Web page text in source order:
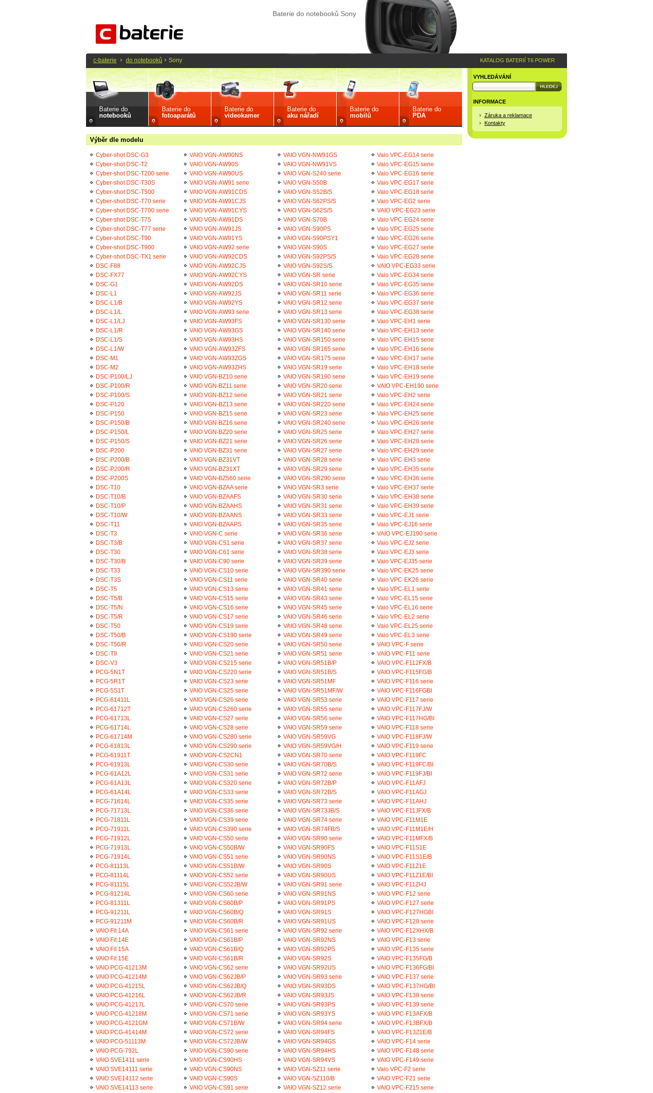
Baterie do notebooků Sony
Baterie do
notebooků
Baterie do
fotoaparátů
Baterie do
videokamer
Baterie do
aku nářadí
Baterie do
mobilů
Baterie do
PDA
Výběr dle modelu
Cyber-shot DSC-G3
Cyber-shot DSC-T2
Cyber-shot DSC-T200 serie
Cyber-shot DSC-T30S
Cyber-shot DSC-T500
Cyber-shot DSC-T70 serie
Cyber-shot DSC-T700 serie
Cyber-shot DSC-T75
Cyber-shot DSC-T77 serie
Cyber-shot DSC-T90
Cyber-shot DSC-T900
Cyber-shot DSC-TX1 serie
DSC-F88
DSC-FX77
DSC-G1
DSC-L1
DSC-L1/B
DSC-L1/L
DSC-L1/LJ
DSC-L1/R
DSC-L1/S
DSC-L1/W
DSC-M1
DSC-M2
DSC-P100/LJ
DSC-P100/R
DSC-P100/S
DSC-P120
DSC-P150
DSC-P150/B
DSC-P150/L
DSC-P150/S
DSC-P200
DSC-P200/B
DSC-P200/R
DSC-P200S
DSC-T10
DSC-T10/B
DSC-T10/P
DSC-T10/W
DSC-T11
DSC-T3
DSC-T3/B
DSC-T30
DSC-T30/B
DSC-T33
DSC-T3S
DSC-T5
DSC-T5/B
DSC-T5/N
DSC-T5/R
DSC-T50
DSC-T50/B
DSC-T50/R
DSC-T9
DSC-V3
PCG-5N1T
PCG-5R1T
PCG-5S1T
PCG-61411L
PCG-61712T
PCG-61713L
PCG-61714L
PCG-61714M
PCG-61813L
PCG-61911T
PCG-61913L
PCG-61A12L
PCG-61A13L
PCG-61A14L
PCG-71614L
PCG-71713L
PCG-71811L
PCG-71911L
PCG-71912L
PCG-71913L
PCG-71914L
PCG-81113L
PCG-81114L
PCG-81115L
PCG-81214L
PCG-81311L
PCG-91211L
PCG-91211M
VAIO Fit 14A
VAIO Fit 14E
VAIO Fit 15A
VAIO Fit 15E
VAIO PCG-41213M
VAIO PCG-41214M
VAIO PCG-41215L
VAIO PCG-41216L
VAIO PCG-41217L
VAIO PCG-41218M
VAIO PCG-4121GM
VAIO PCG-41414M
VAIO PCG-51113M
VAIO PCG-792L
VAIO SVE1411 serie
VAIO SVE14111 serie
VAIO SVE14112 serie
VAIO SVE14113 serie
VAIO VGN-AW90NS
VAIO VGN-AW90S
VAIO VGN-AW90US
VAIO VGN-AW91 serie
VAIO VGN-AW91CDS
VAIO VGN-AW91CJS
VAIO VGN-AW91CYS
VAIO VGN-AW91DS
VAIO VGN-AW91JS
VAIO VGN-AW91YS
VAIO VGN-AW92 serie
VAIO VGN-AW92CDS
VAIO VGN-AW92CJS
VAIO VGN-AW92CYS
VAIO VGN-AW92DS
VAIO VGN-AW92JS
VAIO VGN-AW92YS
VAIO VGN-AW93 serie
VAIO VGN-AW93FS
VAIO VGN-AW93GS
VAIO VGN-AW93HS
VAIO VGN-AW93ZFS
VAIO VGN-AW93ZGS
VAIO VGN-AW93ZHS
VAIO VGN-BZ10 serie
VAIO VGN-BZ11 serie
VAIO VGN-BZ12 serie
VAIO VGN-BZ13 serie
VAIO VGN-BZ15 serie
VAIO VGN-BZ16 serie
VAIO VGN-BZ20 serie
VAIO VGN-BZ21 serie
VAIO VGN-BZ31 serie
VAIO VGN-BZ31VT
VAIO VGN-BZ31XT
VAIO VGN-BZ560 serie
VAIO VGN-BZAA serie
VAIO VGN-BZAAFS
VAIO VGN-BZAAHS
VAIO VGN-BZAANS
VAIO VGN-BZAAPS
VAIO VGN-C serie
VAIO VGN-C51 serie
VAIO VGN-C61 serie
VAIO VGN-C90 serie
VAIO VGN-CS10 serie
VAIO VGN-CS11 serie
VAIO VGN-CS13 serie
VAIO VGN-CS15 serie
VAIO VGN-CS16 serie
VAIO VGN-CS17 serie
VAIO VGN-CS19 serie
VAIO VGN-CS190 serie
VAIO VGN-CS20 serie
VAIO VGN-CS21 serie
VAIO VGN-CS215 serie
VAIO VGN-CS220 serie
VAIO VGN-CS23 serie
VAIO VGN-CS25 serie
VAIO VGN-CS26 serie
VAIO VGN-CS260 serie
VAIO VGN-CS27 serie
VAIO VGN-CS28 serie
VAIO VGN-CS280 serie
VAIO VGN-CS290 serie
VAIO VGN-CS2CN1
VAIO VGN-CS30 serie
VAIO VGN-CS31 serie
VAIO VGN-CS320 serie
VAIO VGN-CS33 serie
VAIO VGN-CS35 serie
VAIO VGN-CS36 serie
VAIO VGN-CS39 serie
VAIO VGN-CS390 serie
VAIO VGN-CS50 serie
VAIO VGN-CS50B/W
VAIO VGN-CS51 serie
VAIO VGN-CS51B/W
VAIO VGN-CS52 serie
VAIO VGN-CS52JB/W
VAIO VGN-CS60 serie
VAIO VGN-CS60B/P
VAIO VGN-CS60B/Q
VAIO VGN-CS60B/R
VAIO VGN-CS61 serie
VAIO VGN-CS61B/P
VAIO VGN-CS61B/Q
VAIO VGN-CS61B/R
VAIO VGN-CS62 serie
VAIO VGN-CS62JB/P
VAIO VGN-CS62JB/Q
VAIO VGN-CS62JB/R
VAIO VGN-CS70 serie
VAIO VGN-CS71 serie
VAIO VGN-CS71B/W
VAIO VGN-CS72 serie
VAIO VGN-CS72JB/W
VAIO VGN-CS90 serie
VAIO VGN-CS90HS
VAIO VGN-CS90NS
VAIO VGN-CS90S
VAIO VGN-CS91 serie
VAIO VGN-NW91GS
VAIO VGN-NW91VS
VAIO VGN-S240 serie
VAIO VGN-S50B
VAIO VGN-S52B/S
VAIO VGN-S62PS/S
VAIO VGN-S62S/S
VAIO VGN-S70B
VAIO VGN-S90PS
VAIO VGN-S90PSY1
VAIO VGN-S90S
VAIO VGN-S92PS/S
VAIO VGN-S92S/S
VAIO VGN-SR serie
VAIO VGN-SR10 serie
VAIO VGN-SR11 serie
VAIO VGN-SR12 serie
VAIO VGN-SR13 serie
VAIO VGN-SR130 serie
VAIO VGN-SR140 serie
VAIO VGN-SR150 serie
VAIO VGN-SR165 serie
VAIO VGN-SR175 serie
VAIO VGN-SR19 serie
VAIO VGN-SR190 serie
VAIO VGN-SR20 serie
VAIO VGN-SR21 serie
VAIO VGN-SR220 serie
VAIO VGN-SR23 serie
VAIO VGN-SR240 serie
VAIO VGN-SR25 serie
VAIO VGN-SR26 serie
VAIO VGN-SR27 serie
VAIO VGN-SR28 serie
VAIO VGN-SR29 serie
VAIO VGN-SR290 serie
VAIO VGN-SR3 serie
VAIO VGN-SR30 serie
VAIO VGN-SR31 serie
VAIO VGN-SR33 serie
VAIO VGN-SR35 serie
VAIO VGN-SR36 serie
VAIO VGN-SR37 serie
VAIO VGN-SR38 serie
VAIO VGN-SR39 serie
VAIO VGN-SR390 serie
VAIO VGN-SR40 serie
VAIO VGN-SR41 serie
VAIO VGN-SR43 serie
VAIO VGN-SR45 serie
VAIO VGN-SR46 serie
VAIO VGN-SR48 serie
VAIO VGN-SR49 serie
VAIO VGN-SR50 serie
VAIO VGN-SR51 serie
VAIO VGN-SR51B/P
VAIO VGN-SR51B/S
VAIO VGN-SR51MF
VAIO VGN-SR51MF/W
VAIO VGN-SR53 serie
VAIO VGN-SR55 serie
VAIO VGN-SR56 serie
VAIO VGN-SR59 serie
VAIO VGN-SR59VG
VAIO VGN-SR59VG/H
VAIO VGN-SR70 serie
VAIO VGN-SR70B/S
VAIO VGN-SR72 serie
VAIO VGN-SR72B/P
VAIO VGN-SR72B/S
VAIO VGN-SR73 serie
VAIO VGN-SR73JB/S
VAIO VGN-SR74 serie
VAIO VGN-SR74FB/S
VAIO VGN-SR90 serie
VAIO VGN-SR90FS
VAIO VGN-SR90NS
VAIO VGN-SR90S
VAIO VGN-SR90US
VAIO VGN-SR91 serie
VAIO VGN-SR91NS
VAIO VGN-SR91PS
VAIO VGN-SR91S
VAIO VGN-SR91US
VAIO VGN-SR92 serie
VAIO VGN-SR92NS
VAIO VGN-SR92PS
VAIO VGN-SR92S
VAIO VGN-SR92US
VAIO VGN-SR93 serie
VAIO VGN-SR93DS
VAIO VGN-SR93JS
VAIO VGN-SR93PS
VAIO VGN-SR93YS
VAIO VGN-SR94 serie
VAIO VGN-SR94FS
VAIO VGN-SR94GS
VAIO VGN-SR94HS
VAIO VGN-SR94VS
VAIO VGN-SZ11 serie
VAIO VGN-SZ110/B
VAIO VGN-SZ12 serie
Vaio VPC-EG14 serie
Vaio VPC-EG15 serie
Vaio VPC-EG16 serie
Vaio VPC-EG17 serie
Vaio VPC-EG18 serie
Vaio VPC-EG2 serie
VAIO VPC-EG23 serie
Vaio VPC-EG24 serie
Vaio VPC-EG25 serie
Vaio VPC-EG26 serie
Vaio VPC-EG27 serie
Vaio VPC-EG28 serie
VAIO VPC-EG33 serie
Vaio VPC-EG34 serie
Vaio VPC-EG35 serie
Vaio VPC-EG36 serie
Vaio VPC-EG37 serie
Vaio VPC-EG38 serie
Vaio VPC-EH1 serie
Vaio VPC-EH13 serie
Vaio VPC-EH15 serie
Vaio VPC-EH16 serie
Vaio VPC-EH17 serie
Vaio VPC-EH18 serie
Vaio VPC-EH19 serie
VAIO VPC-EH190 serie
Vaio VPC-EH2 serie
Vaio VPC-EH24 serie
Vaio VPC-EH25 serie
Vaio VPC-EH26 serie
Vaio VPC-EH27 serie
Vaio VPC-EH28 serie
Vaio VPC-EH29 serie
Vaio VPC-EH3 serie
Vaio VPC-EH35 serie
Vaio VPC-EH36 serie
Vaio VPC-EH37 serie
Vaio VPC-EH38 serie
Vaio VPC-EH39 serie
Vaio VPC-EJ1 serie
Vaio VPC-EJ16 serie
VAIO VPC-EJ190 serie
Vaio VPC-EJ2 serie
Vaio VPC-EJ3 serie
Vaio VPC-EJ35 serie
Vaio VPC-EK25 serie
Vaio VPC-EK26 serie
Vaio VPC-EL1 serie
Vaio VPC-EL15 serie
Vaio VPC-EL16 serie
Vaio VPC-EL2 serie
Vaio VPC-EL25 serie
Vaio VPC-EL3 serie
VAIO VPC-F serie
VAIO VPC-F11 serie
VAIO VPC-F112FX/B
VAIO VPC-F115FG/B
VAIO VPC-F116 serie
VAIO VPC-F116FGBI
VAIO VPC-F117 serie
VAIO VPC-F117FJ/W
VAIO VPC-F117HG/BI
VAIO VPC-F118 serie
VAIO VPC-F118FJ/W
VAIO VPC-F119 serie
VAIO VPC-F119FC
VAIO VPC-F119FC/BI
VAIO VPC-F119FJ/BI
VAIO VPC-F11AFJ
VAIO VPC-F11AGJ
VAIO VPC-F11AHJ
VAIO VPC-F11JFX/B
VAIO VPC-F11M1E
VAIO VPC-F11M1E/H
VAIO VPC-F11MFX/B
VAIO VPC-F11S1E
VAIO VPC-F11S1E/B
VAIO VPC-F11Z1E
VAIO VPC-F11Z1E/BI
VAIO VPC-F11ZHJ
VAIO VPC-F12 serie
VAIO VPC-F127 serie
VAIO VPC-F127HGBI
VAIO VPC-F128 serie
VAIO VPC-F12XHX/B
VAIO VPC-F13 serie
VAIO VPC-F135 serie
VAIO VPC-F135FG/B
VAIO VPC-F136FG/BI
VAIO VPC-F137 serie
VAIO VPC-F137HG/BI
VAIO VPC-F138 serie
VAIO VPC-F139 serie
VAIO VPC-F13AFX/B
VAIO VPC-F13BFX/B
VAIO VPC-F13Z1E/B
VAIO VPC-F14 serie
VAIO VPC-F148 serie
VAIO VPC-F149 serie
Vaio VPC-F2 serie
VAIO VPC-F21 serie
VAIO VPC-F215 serie
VYHLEDÁVÁNÍ
INFORMACE
Záruka a reklamace
Kontakty
c-baterie do notebooků Sony KATALOG BATERIÍ T6 POWER